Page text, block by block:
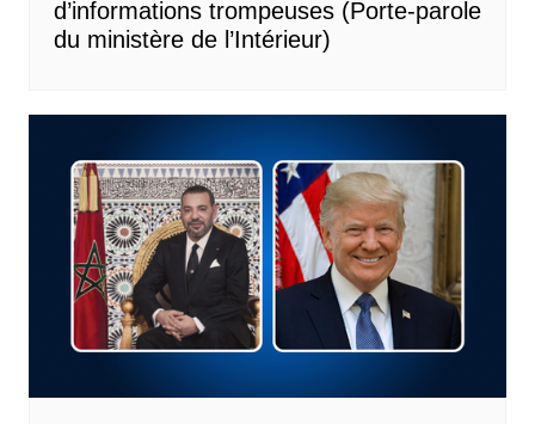
d’informations trompeuses (Porte-parole
du ministère de l’Intérieur)